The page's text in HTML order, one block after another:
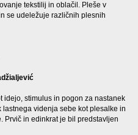
tekstilij in oblačil. Pleše v
se udeležuje različnih plesnih
idejo, stimulus in pogon za nastanek
videnja sebe kot plesalke in
Prvič in edinkrat je bil predstavljen